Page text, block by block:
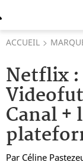
ACCUEIL
Netflix :
Canal +
Par Céline